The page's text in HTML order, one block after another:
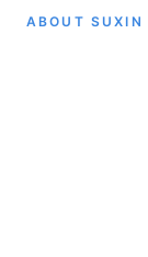
ABOUT SUXIN